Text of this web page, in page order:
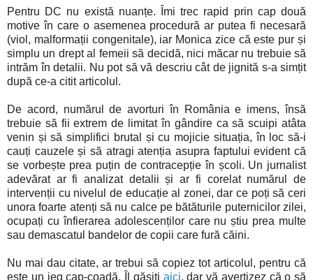
Pentru DC nu există nuanțe. Îmi trec rapid prin cap două
motive în care o asemenea procedură ar putea fi necesară
(viol, malformații congenitale), iar Monica zice că este pur și
simplu un drept al femeii să decidă, nici măcar nu trebuie să
intrăm în detalii. Nu pot să vă descriu cât de jignită s-a simțit
după ce-a citit articolul.
De acord, numărul de avorturi în România e imens, însă
trebuie să fii extrem de limitat în gândire ca să scuipi atâta
venin și să simplifici brutal și cu mojicie situația, în loc să-i
cauți cauzele și să atragi atenția asupra faptului evident că
se vorbește prea puțin de contracepție în școli. Un jurnalist
adevărat ar fi analizat detalii și ar fi corelat numărul de
intervenții cu nivelul de educație al zonei, dar ce poți să ceri
unora foarte atenți să nu calce pe bătăturile puternicilor zilei,
ocupați cu înfierarea adolescenților care nu știu prea multe
sau demascatul bandelor de copii care fură căini.
Nu mai dau citate, ar trebui să copiez tot articolul, pentru că
este un jeg cap-coadă. Îl găsiți aici, dar vă avertizez că o să